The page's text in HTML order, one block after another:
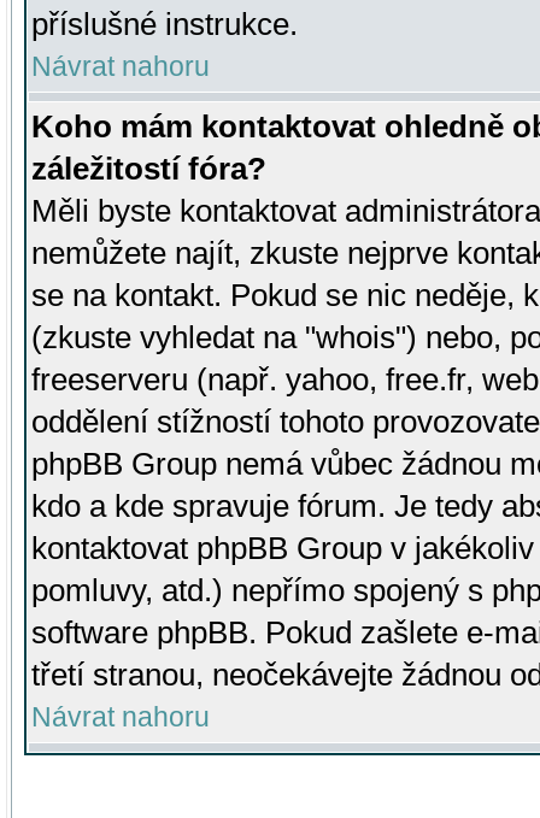
příslušné instrukce.
Návrat nahoru
Koho mám kontaktovat ohledně
záležitostí fóra?
Měli byste kontaktovat
nemůžete najít, zkuste nejprve
se na kontakt. Pokud se nic neděje,
(zkuste vyhledat na "whois") nebo,
freeserveru (např. yahoo, free.fr,
oddělení stížností tohoto
phpBB Group nemá vůbec žádnou
kdo a kde spravuje fórum. Je tedy
kontaktovat phpBB Group v
pomluvy, atd.) nepřímo spojený s
software phpBB. Pokud zašlete e-
třetí stranou, neočekávejte žádnou
Návrat nahoru